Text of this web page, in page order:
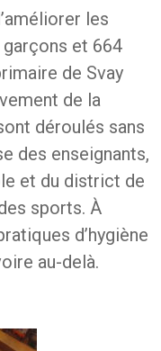
les
et 664
de Svay
de la
déroulés sans
des enseignants,
et du district de
sports. À
d’hygiène
au-delà.